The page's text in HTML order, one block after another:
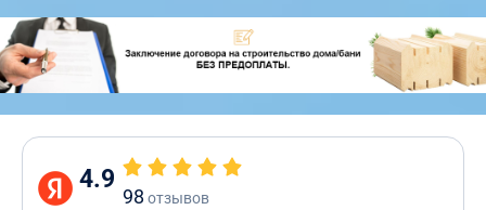
4.9
98 отзывов